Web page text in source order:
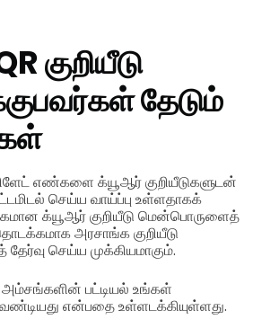
குறியீடு
தேடும்
எண்களை க்யூஆர் குறியீடுகளுடன்
செய்ய வாய்ப்பு உள்ளதாகக்
க்யூஆர் குறியீடு மென்பொருளைத்
அரசாங்க குறியீடு
செய்ய முக்கியமாகும்.
அம்சங்களின் பட்டியல் உங்கள்
என்பதை உள்ளடக்கியுள்ளது.